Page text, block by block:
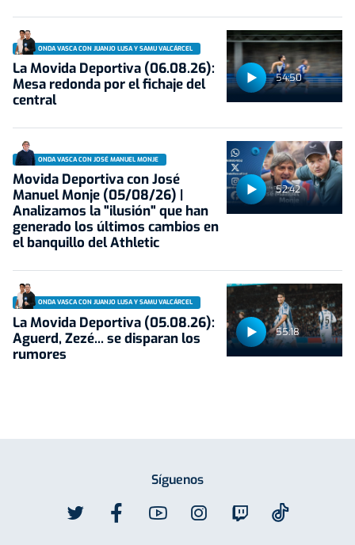
54:50
ONDA VASCA CON JUANJO LUSA Y SAMU VALCÁRCEL
La Movida Deportiva (06.08.26):
Mesa redonda por el fichaje del
central
52:42
ONDA VASCA CON JOSÉ MANUEL MONJE
Movida Deportiva con José
Manuel Monje (05/08/26) |
Analizamos la "ilusión" que han
generado los últimos cambios en
el banquillo del Athletic
55:18
ONDA VASCA CON JUANJO LUSA Y SAMU VALCÁRCEL
La Movida Deportiva (05.08.26):
Aguerd, Zezé... se disparan los
rumores
Síguenos